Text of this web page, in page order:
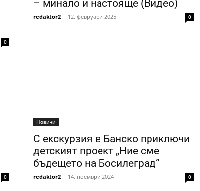
0
– минало и настояще (Видео)
redaktor2 - 12. февруари 2025 0
0
Новини
С екскурзия в Банско приключи
детският проект „Ние сме
бъдещето на Босилеград“
redaktor2 - 14. ноември 2024 0